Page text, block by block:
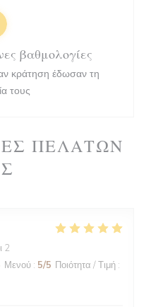
ΠΕΛΑΤΏΝ
2
Μενού : 5/5 Ποιότητα / Τιμή :
βαθμολογίες
κράτηση έδωσαν τη
τους